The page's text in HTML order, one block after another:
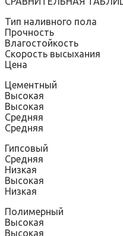
Тип наливного пола
Прочность
Влагостойкость
Скорость высыхания
Цена
Цементный
Высокая
Высокая
Средняя
Средняя
Гипсовый
Средняя
Низкая
Высокая
Низкая
Полимерный
Высокая
Высокая